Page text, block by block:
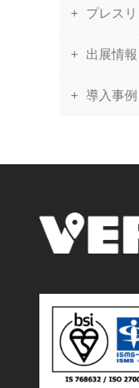
プレス
出展情報
導入事例